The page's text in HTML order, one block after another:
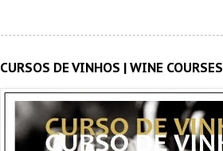
CURSOS DE VINHOS | WINE COURSES